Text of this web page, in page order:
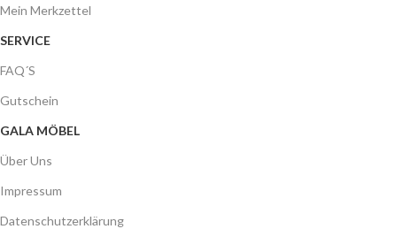
Mein Merkzettel
SERVICE
FAQ´S
Gutschein
GALA MÖBEL
Über Uns
Impressum
Datenschutzerklärung